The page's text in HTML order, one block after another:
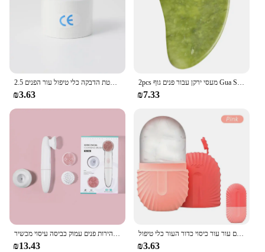
2.5 ס "מ * 5 מ 'קינסיולוגיה עבור הפנים הצוואר קו העיניים הרמת מסיר קמטים מדבקת קלטת הדבקה כלי טיפול עור הפנים bandagem elastica
₪3.63
2pcs מעסי ירקן עבור פנים גוף Gua Sha מגרד יופי פנים רולר סט טבעי גואש אבן עיסוי הרזיה עור מעלית טיפוח
₪7.33
חשמלי פנים ניקוי סוללה מופעל עמיד למים רטט פנים ניקוי מברשת 2 מהירות פנים עמוק כביסה עיסוי מכשיר
₪13.43
קוביית קרח פנים עובש סיליקון הקפאה יופי הרמת קרח כלי פנים עור עור כיסוי כדור העור כלי טיפול
₪3.63